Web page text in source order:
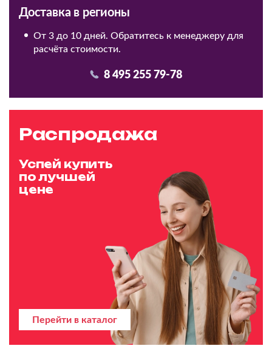
Доставка в регионы
От 3 до 10 дней. Обратитесь к менеджеру для
расчёта стоимости.
8 495 255 79-78
Распродажа
Успей купить
по лучшей
цене
Перейти в каталог